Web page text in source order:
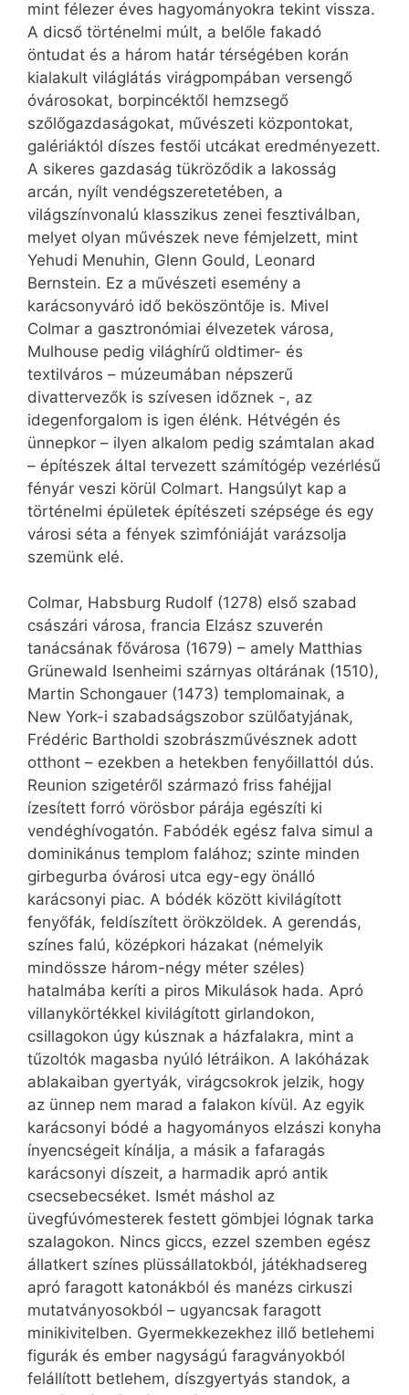
mint félezer éves hagyományokra tekint vissza.
A dicső történelmi múlt, a belőle fakadó
öntudat és a három határ térségében korán
kialakult világlátás virágpompában versengő
óvárosokat, borpincéktől hemzsegő
szőlőgazdaságokat, művészeti központokat,
galériáktól díszes festői utcákat eredményezett.
A sikeres gazdaság tükröződik a lakosság
arcán, nyílt vendégszeretetében, a
világszínvonalú klasszikus zenei fesztiválban,
melyet olyan művészek neve fémjelzett, mint
Yehudi Menuhin, Glenn Gould, Leonard
Bernstein. Ez a művészeti esemény a
karácsonyváró idő beköszöntője is. Mivel
Colmar a gasztronómiai élvezetek városa,
Mulhouse pedig világhírű oldtimer- és
textilváros – múzeumában népszerű
divattervezők is szívesen időznek -, az
idegenforgalom is igen élénk. Hétvégén és
ünnepkor – ilyen alkalom pedig számtalan akad
– építészek által tervezett számítógép vezérlésű
fényár veszi körül Colmart. Hangsúlyt kap a
történelmi épületek építészeti szépsége és egy
városi séta a fények szimfóniáját varázsolja
szemünk elé.
Colmar, Habsburg Rudolf (1278) első szabad
császári városa, francia Elzász szuverén
tanácsának fővárosa (1679) – amely Matthias
Grünewald Isenheimi szárnyas oltárának (1510),
Martin Schongauer (1473) templomainak, a
New York-i szabadságszobor szülőatyjának,
Frédéric Bartholdi szobrászművésznek adott
otthont – ezekben a hetekben fenyőillattól dús.
Reunion szigetéről származó friss fahéjjal
ízesített forró vörösbor párája egészíti ki
vendéghívogatón. Fabódék egész falva simul a
dominikánus templom falához; szinte minden
girbegurba óvárosi utca egy-egy önálló
karácsonyi piac. A bódék között kivilágított
fenyőfák, feldíszített örökzöldek. A gerendás,
színes falú, középkori házakat (némelyik
mindössze három-négy méter széles)
hatalmába keríti a piros Mikulások hada. Apró
villanykörtékkel kivilágított girlandokon,
csillagokon úgy kúsznak a házfalakra, mint a
tűzoltók magasba nyúló létráikon. A lakóházak
ablakaiban gyertyák, virágcsokrok jelzik, hogy
az ünnep nem marad a falakon kívül. Az egyik
karácsonyi bódé a hagyományos elzászi konyha
ínyencségeit kínálja, a másik a fafaragás
karácsonyi díszeit, a harmadik apró antik
csecsebecséket. Ismét máshol az
üvegfúvómesterek festett gömbjei lógnak tarka
szalagokon. Nincs giccs, ezzel szemben egész
állatkert színes plüssállatokból, játékhadsereg
apró faragott katonákból és manézs cirkuszi
mutatványosokból – ugyancsak faragott
minikivitelben. Gyermekkezekhez illő betlehemi
figurák és ember nagyságú faragványokból
felállított betlehem, díszgyertyás standok, a